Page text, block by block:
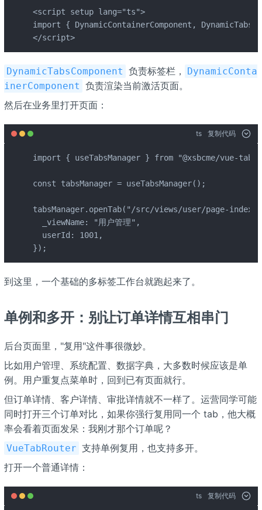
<script setup lang="ts">
import { DynamicContainerComponent,
</script>
DynamicTabsComponent 负责标签栏，
DynamicConta
inerComponent 负责渲染当前激活页面。
然后在业务里打开页面：
ts 复制代码
import { useTabsManager } from "@xsbcme/vue-
const tabsManager = useTabsManager();
tabsManager.openTab("/src/views/user/page-
  _viewName: "用户管理",
  userId: 1001,
});
到这里，一个基础的多标签工作台就跑起来了。
单例和多开：别让订单详情互相串门
后台页面里，"复用"这件事很微妙。
比如用户管理、系统配置、数据字典，大多数时候应该是单
例。用户重复点菜单时，回到已有页面就行。
但订单详情、客户详情、审批详情就不一样了。运营同学可能
同时打开三个订单对比，如果你强行复用同一个 tab，他大概
率会看着页面发呆：我刚才那个订单呢？
VueTabRouter 支持单例复用，也支持多开。
打开一个普通详情：
ts 复制代码